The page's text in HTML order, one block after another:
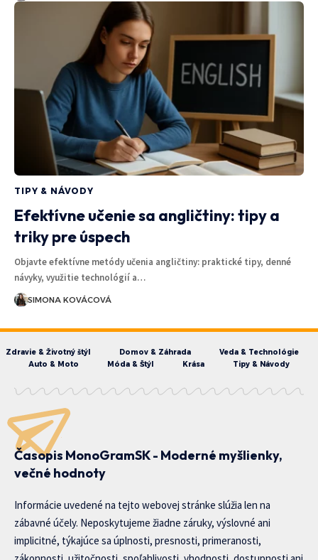
TIPY & NÁVODY
Efektívne učenie sa angličtiny: tipy a
triky pre úspech
Objavte efektívne metódy učenia angličtiny: praktické tipy, denné
návyky, využitie technológií a…
SIMONA KOVÁCOVÁ
Zdravie & Životný štýl Domov & Záhrada
Veda & Technológie
Auto & Moto
Móda & Štýl Krása Tipy & Návody
Časopis MonoGramSK - Moderné myšlienky,
večné hodnoty
Informácie uvedené na tejto webovej stránke slúžia len na
zábavné účely. Neposkytujeme žiadne záruky, výslovné ani
implicitné, týkajúce sa úplnosti, presnosti, primeranosti,